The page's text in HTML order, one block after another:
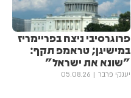
פרוגרסיבי ניצח בפריימריז
במישיגן; טראמפ תקף:
"שונא את ישראל"
יענקי פרבר 05.08.26